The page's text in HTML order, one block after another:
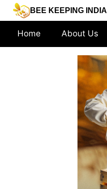
Skip
to
content
BEE KEEPING INDIA
Home About Us